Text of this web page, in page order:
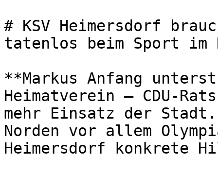
# KSV Heimersdorf
tatenlos beim Sport im
**Markus Anfang
Heimatverein – CDU-
mehr Einsatz der Stadt.
Norden vor allem
Heimersdorf konkrete